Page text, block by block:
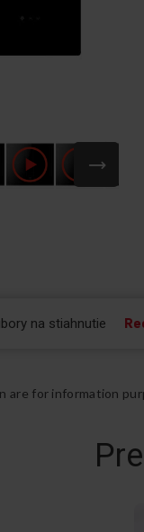
na stiahnutie
are for information
Pre